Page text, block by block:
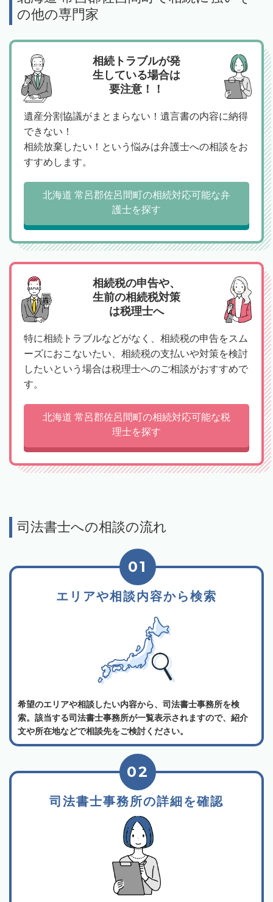
の他の専門家
相続トラブルが発
生している場合は
要注意！！
遺産分割協議がまとまらない！遺言書の内容に納得
できない！
相続放棄したい！という悩みは弁護士への相談をお
すすめします。
北海道 常呂郡佐呂間町の相続対応可能な弁
護士を探す
相続税の申告や、
生前の相続税対策
は税理士へ
特に相続トラブルなどがなく、相続税の申告をスム
ーズにおこないたい、相続税の支払いや対策を検討
したいという場合は税理士へのご相談がおすすめで
す。
北海道 常呂郡佐呂間町の相続対応可能な税
理士を探す
司法書士への相談の流れ
エリアや相談内容から検索
01
希望のエリアや相談したい内容から、司法書士事務所を検
索。該当する司法書士事務所が一覧表示されますので、紹介
文や所在地などで相談先をご検討ください。
司法書士事務所の詳細を確認
02